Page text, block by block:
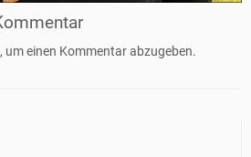
um einen Kommentar abzugeben.